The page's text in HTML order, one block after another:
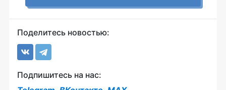
Поделитесь новостью:
Подпишитесь на нас: